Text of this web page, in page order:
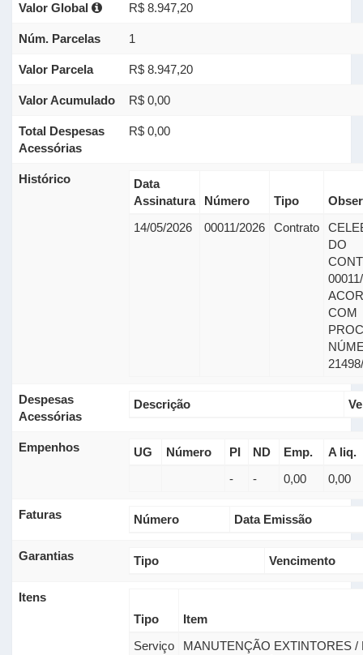
Valor Global R$ 8.947,20
Núm. Parcelas 1
Valor Parcela R$ 8.947,20
Valor Acumulado R$ 0,00
Total Despesas
Acessórias
R$ 0,00
Histórico
Data
Assinatura
Número Tipo
14/05/2026
00011/2026 Contrato
DO
COM
Despesas
Acessórias
Descrição
Empenhos UG Número PI ND Emp.
A liq.
-
- 0,00 0,00
Faturas Número Data Emissão
Garantias Tipo Vencimento
Itens
Tipo
Item
Serviço
MANUTENÇÃO EXTINTORES /